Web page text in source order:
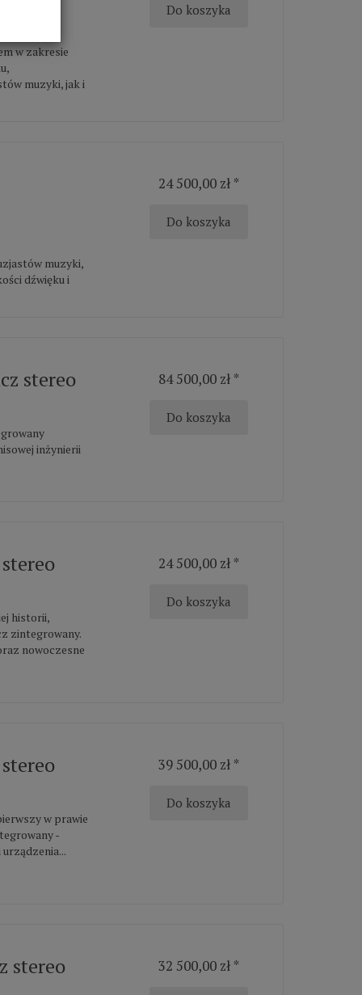
w zakresie
muzyki, jak i
Do koszyka
muzyki,
dźwięku i
24 500,00 zł *
Do koszyka
stereo
inżynierii
84 500,00 zł *
Do koszyka
historii,
zintegrowany.
nowoczesne
24 500,00 zł *
Do koszyka
w prawie
-
39 500,00 zł *
Do koszyka
stereo 32 500,00 zł *